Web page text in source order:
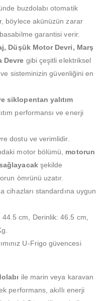
buzdolabı otomatik
böylece akünüzün zarar
garantisi verir.
Düşük Motor Devri, Marş
Devre gibi çeşitli elektriksel
sisteminizin güvenliğini en
siklopentan yalıtım
performansı ve enerji
dostu ve verimlidir.
motor bölümü, motorun
şekilde
ömrünü uzatır.
cihazları standardına uygun
44.5 cm, Derinlik: 46.5 cm,
U-Frigo güvencesi
ile marin veya karavan
performans, akıllı enerji